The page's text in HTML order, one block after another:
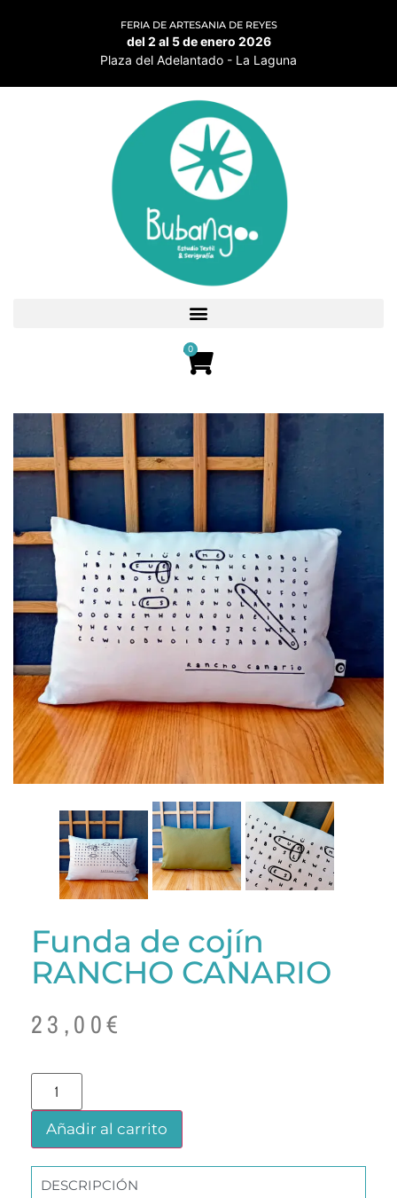
FERIA DE ARTESANIA DE REYES
del 2 al 5 de enero 2026
Plaza del Adelantado - La Laguna
0
Funda de cojín
RANCHO CANARIO
23,00€
Añadir al carrito
DESCRIPCIÓN